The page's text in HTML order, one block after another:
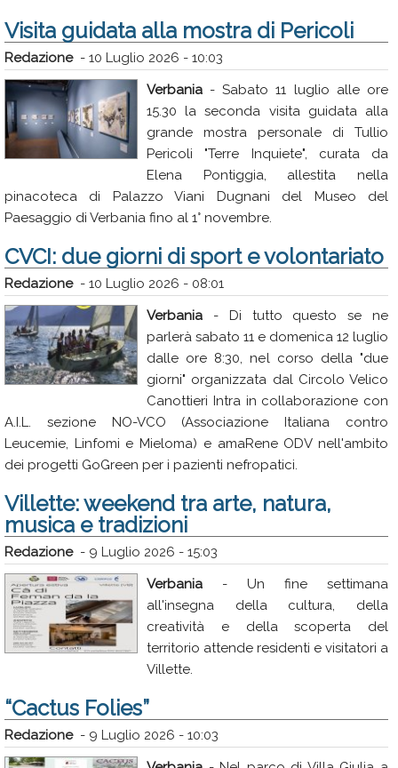
Visita guidata alla mostra di Pericoli
Redazione- 10 Luglio 2026 - 10:03
Verbania - Sabato 11 luglio alle ore
15.30 la seconda visita guidata alla
grande mostra personale di Tullio
Pericoli "Terre Inquiete", curata da
Elena Pontiggia, allestita nella
pinacoteca di Palazzo Viani Dugnani del Museo del
Paesaggio di Verbania fino al 1° novembre.
CVCI: due giorni di sport e volontariato
Redazione- 10 Luglio 2026 - 08:01
Verbania - Di tutto questo se ne
parlerà sabato 11 e domenica 12 luglio
dalle ore 8:30, nel corso della "due
giorni" organizzata dal Circolo Velico
Canottieri Intra in collaborazione con
A.I.L. sezione NO-VCO (Associazione Italiana contro
Leucemie, Linfomi e Mieloma) e amaRene ODV nell'ambito
dei progetti GoGreen per i pazienti nefropatici.
Villette: weekend tra arte, natura,
musica e tradizioni
Redazione- 9 Luglio 2026 - 15:03
Verbania - Un fine settimana
all'insegna della cultura, della
creatività e della scoperta del
territorio attende residenti e visitatori a
Villette.
“Cactus Folies”
Redazione- 9 Luglio 2026 - 10:03